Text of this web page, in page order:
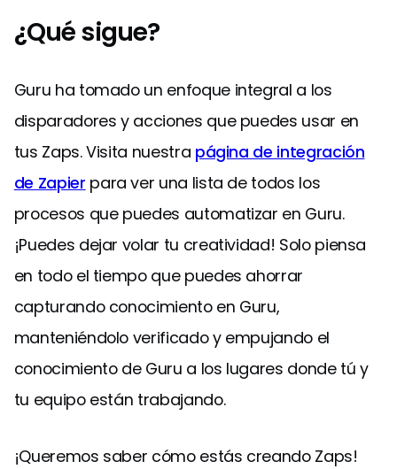
¿Qué sigue?
Guru ha tomado un enfoque integral a los
disparadores y acciones que puedes usar en
tus Zaps. Visita nuestra página de integración
de Zapier para ver una lista de todos los
procesos que puedes automatizar en Guru.
¡Puedes dejar volar tu creatividad! Solo piensa
en todo el tiempo que puedes ahorrar
capturando conocimiento en Guru,
manteniéndolo verificado y empujando el
conocimiento de Guru a los lugares donde tú y
tu equipo están trabajando.
¡Queremos saber cómo estás creando Zaps!